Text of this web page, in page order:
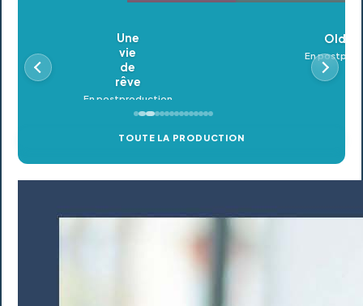
Oldeupe
En postproduction
TOUTE LA PRODUCTION